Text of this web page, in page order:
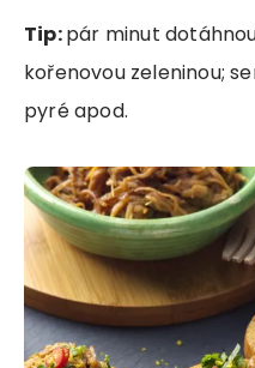
Tip:pár minut
kořenovou zeleninou;
pyré apod.